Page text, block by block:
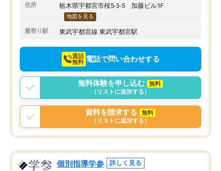
住所 栃木県宇都宮市桜5-3-5 加藤ビル1F
地図を見る
最寄り駅 東武宇都宮線 東武宇都宮駅
通話
無料 電話で問い合わせする
無料体験を申し込む
無料
（リストに追加する）
資料を請求する
無料
（リストに追加する）
個別指導学参 詳しく見る